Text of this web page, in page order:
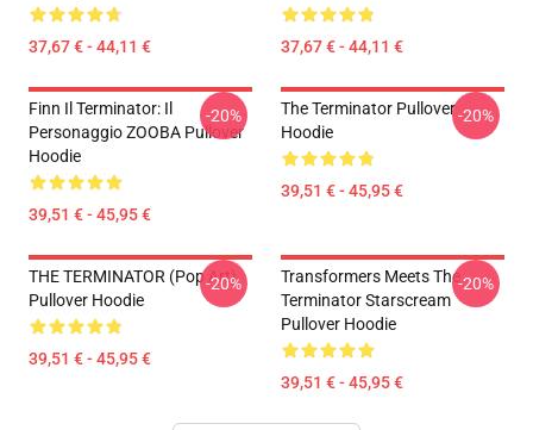
37,67 € - 44,11 € 37,67 € - 44,11 €
Finn Il Terminator: Il
Personaggio ZOOBA Pullover
Hoodie
39,51 € - 45,95 €
-20%
The Terminator Pullover
Hoodie
39,51 € - 45,95 €
-20%
THE TERMINATOR (Pop Art)
Pullover Hoodie
39,51 € - 45,95 €
-20%
Transformers Meets The
Terminator Starscream
Pullover Hoodie
39,51 € - 45,95 €
-20%